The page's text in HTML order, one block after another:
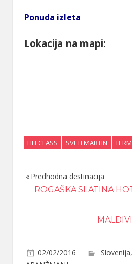
Ponuda izleta
Lokacija na mapi:
LIFECLASS SVETI MARTIN
Navigacija
članaka
Predhodna destinacija
ROGAŠKA SLATINA
MALDIVI
02/02/2016 Slovenija,